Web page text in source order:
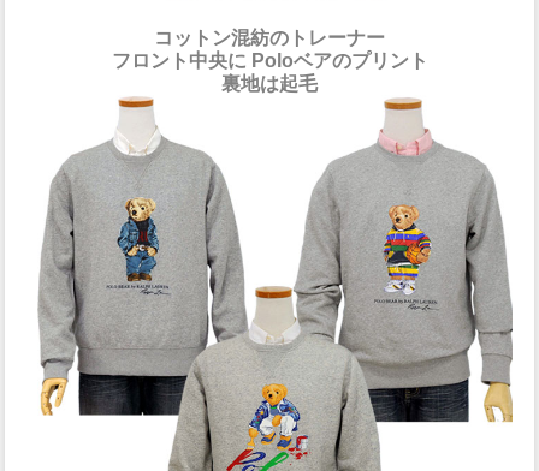
コットン混紡のトレーナー
フロント中央に Poloベアのプリント
裏地は起毛